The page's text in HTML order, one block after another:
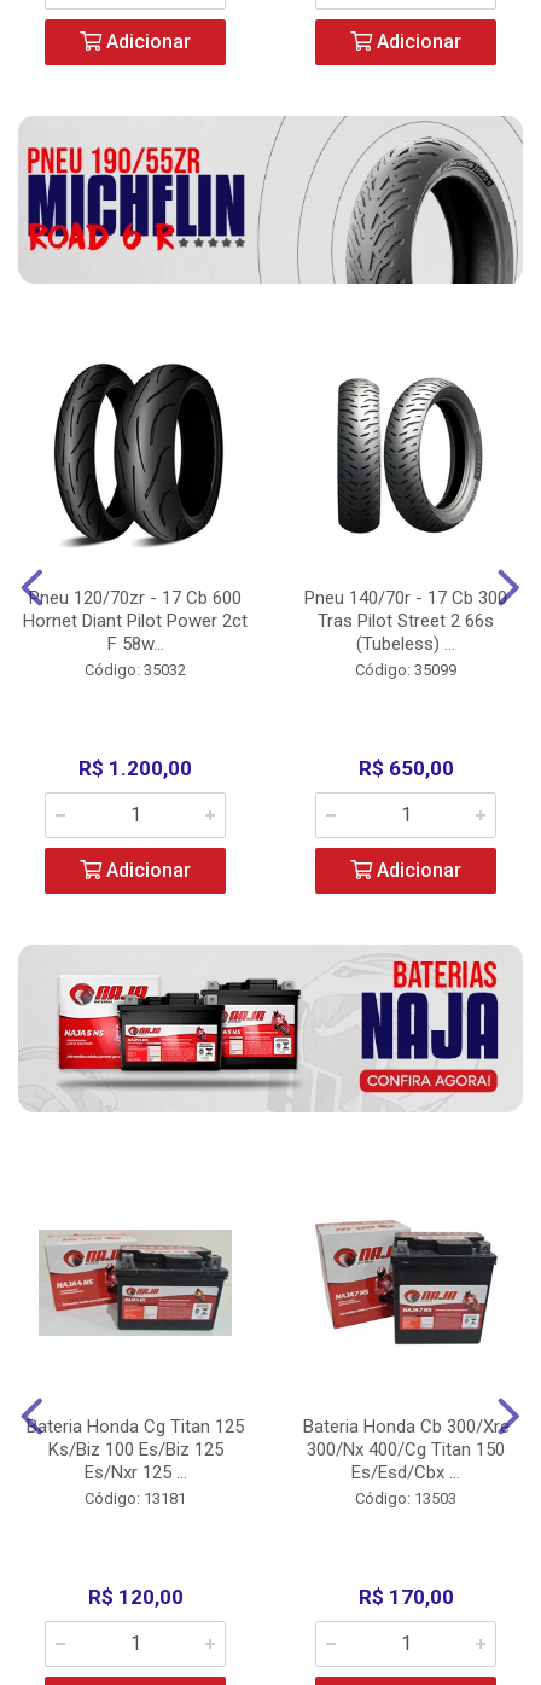
Adicionar Adicionar
Pneu 120/70zr - 17 Cb 600
Hornet Diant Pilot Power 2ct
F 58w...
Código: 35032
R$ 1.200,00
Adicionar
Pneu 140/70r - 17 Cb 300
Tras Pilot Street 2 66s
(Tubeless) ...
Código: 35099
R$ 650,00
Adicionar
Bateria Honda Cg Titan 125
Ks/Biz 100 Es/Biz 125
Es/Nxr 125 ...
Código: 13181
R$ 120,00
Bateria Honda Cb 300/Xre
300/Nx 400/Cg Titan 150
Es/Esd/Cbx ...
Código: 13503
R$ 170,00